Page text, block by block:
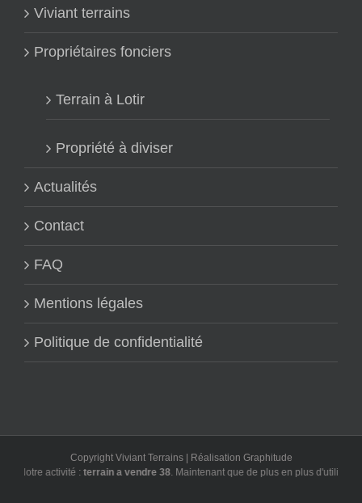
Viviant terrains
Propriétaires fonciers
Terrain à Lotir
Propriété à diviser
Actualités
Contact
FAQ
Mentions légales
Politique de confidentialité
Copyright Viviant Terrains | Réalisation Graphitude
:terrain a vendre 38. Maintenant que de plus en plus d'utilisateurs font